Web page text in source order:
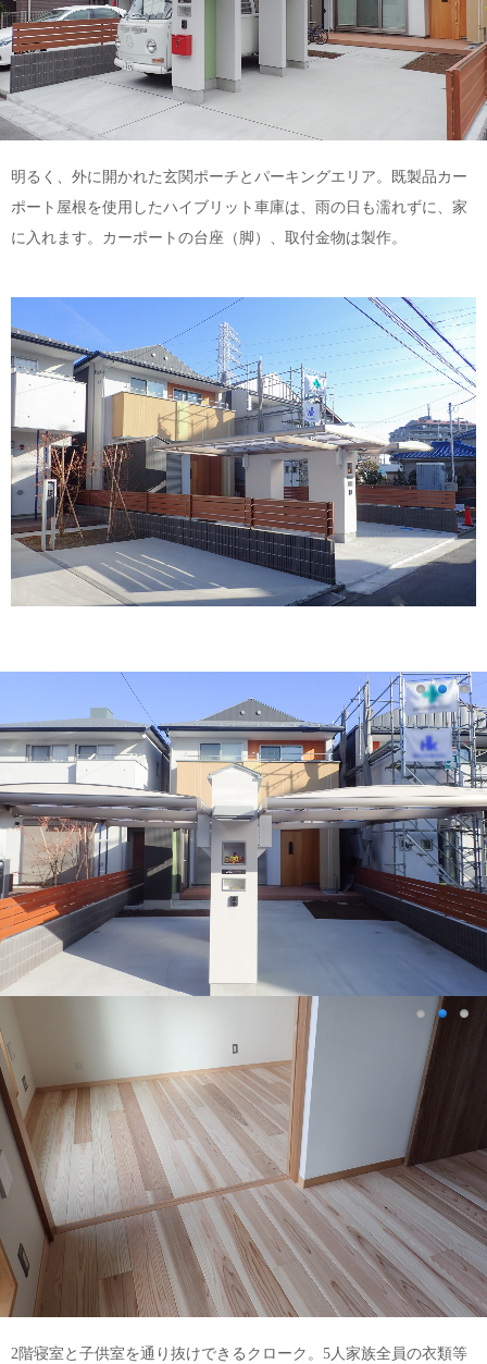
明るく、外に開かれた玄関ポーチとパーキングエリア。既製品カー
ポート屋根を使用したハイブリット車庫は、雨の日も濡れずに、家
に入れます。カーポートの台座（脚）、取付金物は製作。
2階寝室と子供室を通り抜けできるクローク。5人家族全員の衣類等